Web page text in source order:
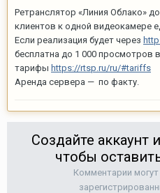
Ретранслятор «Линия Облако»
клиентов к одной видеокамере
Если реализация будет через
бесплатна до 1 000 просмотров
тарифы https://rtsp.ru/ru/#tariffs
Аренда сервера — по факту.
Создайте аккаунт
чтобы
Комментарии